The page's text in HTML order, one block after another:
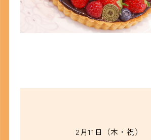
2月11日（木・祝）